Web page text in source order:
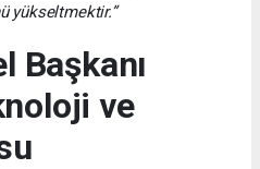
yükseltmektir.”
Başkanı
ve